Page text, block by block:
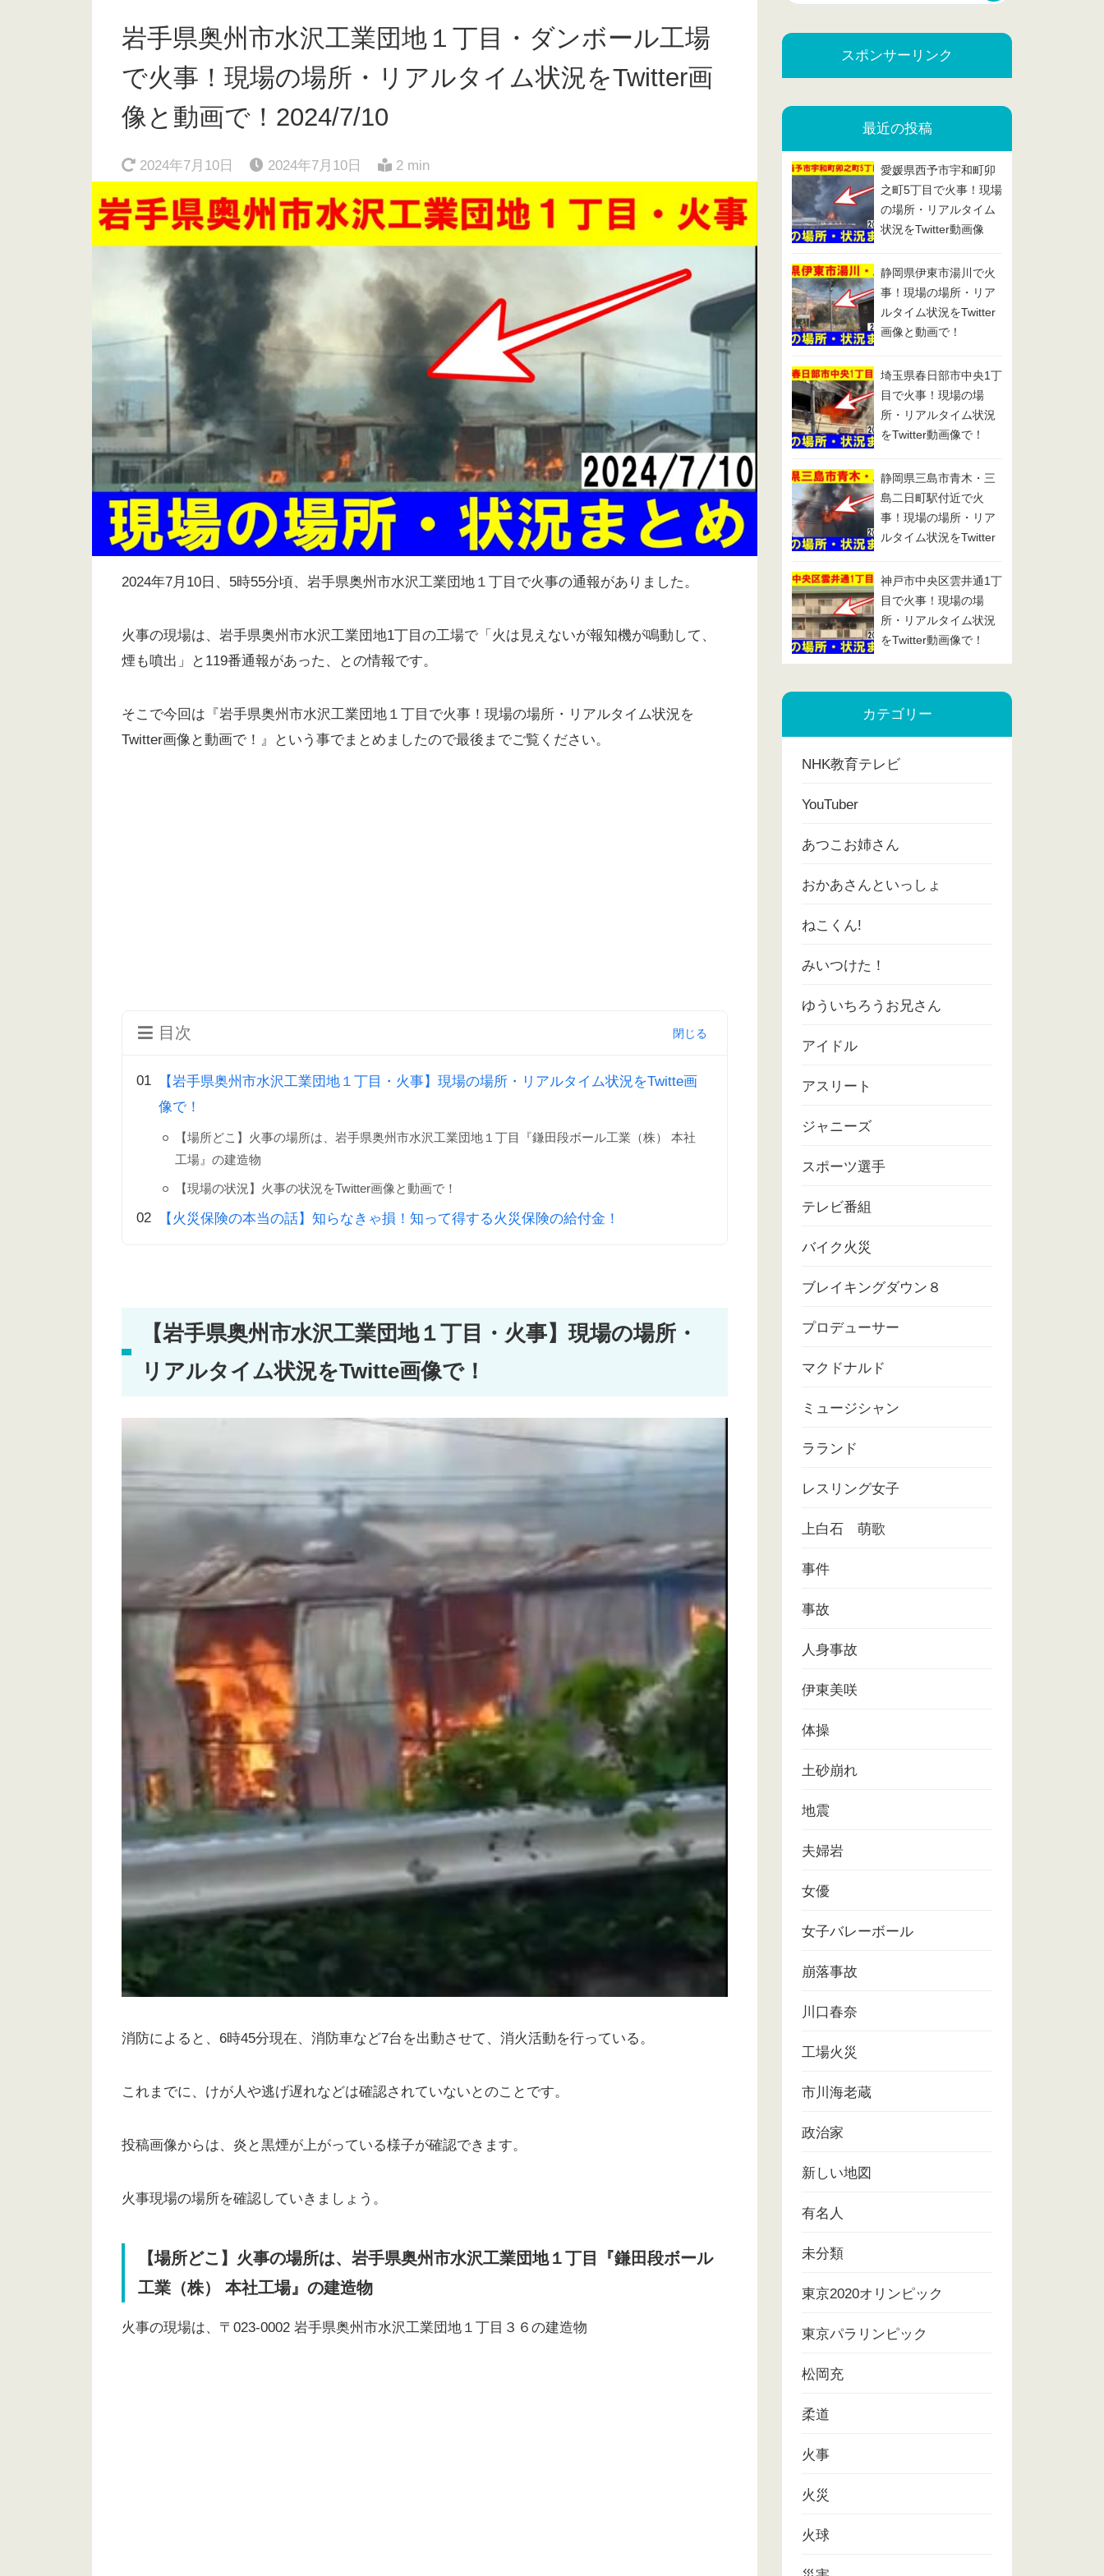
岩手県奥州市水沢工業団地１丁目・ダンボール工場
で火事！現場の場所・リアルタイム状況をTwitter画
像と動画で！2024/7/10
2024年7月10日 2024年7月10日 2 min
2024年7月10日、5時55分頃、岩手県奥州市水沢工業団地１丁目で火事の通報がありました。
火事の現場は、岩手県奥州市水沢工業団地1丁目の工場で「火は見えないが報知機が鳴動して、
煙も噴出」と119番通報があった、との情報です。
そこで今回は『岩手県奥州市水沢工業団地１丁目で火事！現場の場所・リアルタイム状況を
Twitter画像と動画で！』という事でまとめましたので最後までご覧ください。
目次
【岩手県奥州市水沢工業団地１丁目・火事】現場の場所・リアルタイム状況をTwitte画
像で！
【場所どこ】火事の場所は、岩手県奥州市水沢工業団地１丁目『鎌田段ボール工業（株） 本社
工場』の建造物
【現場の状況】火事の状況をTwitter画像と動画で！
【火災保険の本当の話】知らなきゃ損！知って得する火災保険の給付金！
【岩手県奥州市水沢工業団地１丁目・火事】現場の場所・
リアルタイム状況をTwitte画像で！
消防によると、6時45分現在、消防車など7台を出動させて、消火活動を行っている。
これまでに、けが人や逃げ遅れなどは確認されていないとのことです。
投稿画像からは、炎と黒煙が上がっている様子が確認できます。
火事現場の場所を確認していきましょう。
【場所どこ】火事の場所は、岩手県奥州市水沢工業団地１丁目『鎌田段ボール
工業（株） 本社工場』の建造物
火事の現場は、〒023-0002 岩手県奥州市水沢工業団地１丁目３６の建造物
スポンサーリンク
最近の投稿
愛媛県西予市宇和町卯
之町5丁目で火事！現場
の場所・リアルタイム
状況をTwitter動画像
静岡県伊東市湯川で火
事！現場の場所・リア
ルタイム状況をTwitter
画像と動画で！
埼玉県春日部市中央1丁
目で火事！現場の場
所・リアルタイム状況
をTwitter動画像で！
静岡県三島市青木・三
島二日町駅付近で火
事！現場の場所・リア
ルタイム状況をTwitter
神戸市中央区雲井通1丁
目で火事！現場の場
所・リアルタイム状況
をTwitter動画像で！
カテゴリー
NHK教育テレビ
YouTuber
あつこお姉さん
おかあさんといっしょ
ねこくん!
みいつけた！
ゆういちろうお兄さん
アイドル
アスリート
ジャニーズ
スポーツ選手
テレビ番組
バイク火災
ブレイキングダウン８
プロデューサー
マクドナルド
ミュージシャン
ラランド
レスリング女子
上白石 萌歌
事件
事故
人身事故
伊東美咲
体操
土砂崩れ
地震
夫婦岩
女優
女子バレーボール
崩落事故
川口春奈
工場火災
市川海老蔵
政治家
新しい地図
有名人
未分類
東京2020オリンピック
東京パラリンピック
松岡充
柔道
火事
火災
火球